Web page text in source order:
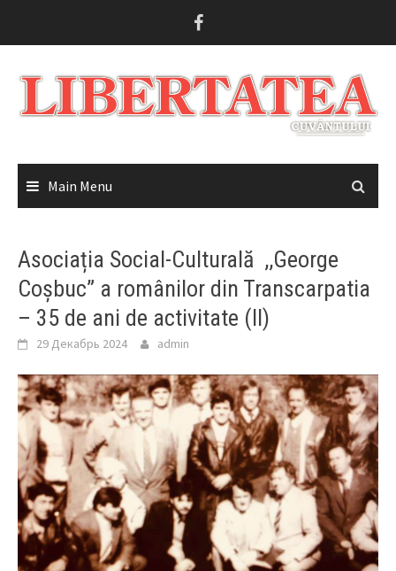
Main Menu
Asociația Social-Culturală ,,George
Coșbuc” a românilor din Transcarpatia
– 35 de ani de activitate (II)
29 Декабрь 2024 admin